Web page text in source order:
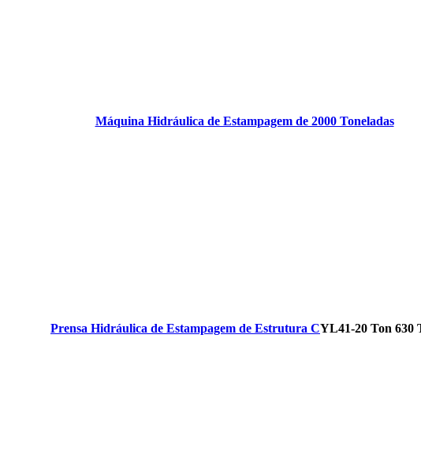
Máquina Hidráulica de Estampagem de 2000 Toneladas
Prensa Hidráulica de Estampagem de Estrutura CYL41-20 Ton 630